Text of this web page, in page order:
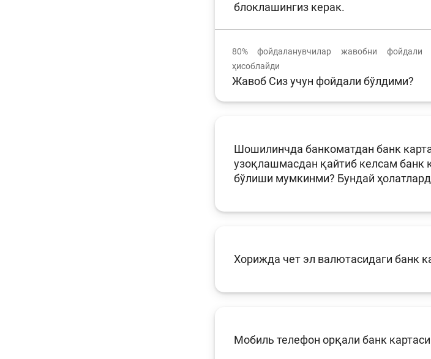
блоклашингиз керак.
80%фойдаланувчилар жавобни фойдали
ҳисоблайди
Жавоб Сиз учун фойдали бўлдими?
Шошилинчда банкоматдан банк
узоқлашмасдан қайтиб келсам банк
бўлиши мумкинми? Бундай
Хорижда чет эл валютасидаги банк
Мобиль телефон орқали банк